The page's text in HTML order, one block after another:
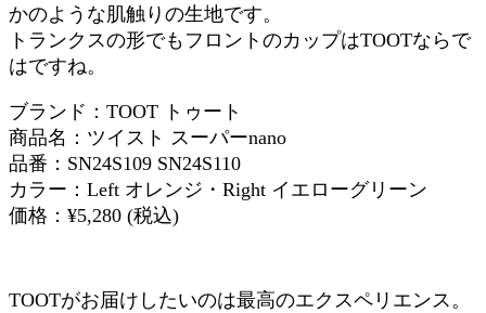
かのような肌触りの生地です。
トランクスの形でもフロントのカップはTOOTならで
はですね。
ブランド：TOOT トゥート
商品名：ツイスト スーパーnano
品番：SN24S109 SN24S110
カラー：Left オレンジ・Right イエローグリーン
価格：¥5,280 (税込)
TOOTがお届けしたいのは最高のエクスペリエンス。